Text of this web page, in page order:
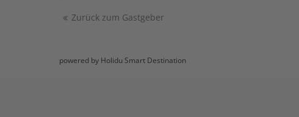
Zurück zum Gastgeber
powered by Holidu Smart Destination